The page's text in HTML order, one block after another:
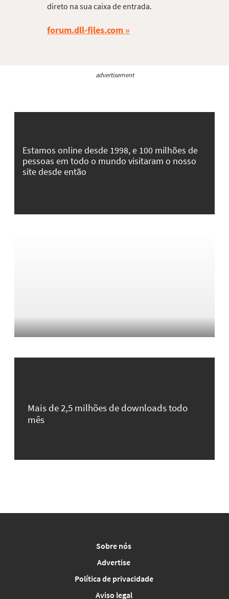
direto na sua caixa de entrada.
forum.dll-files.com
advertisement
Estamos online desde 1998, e 100 milhões de
pessoas em todo o mundo visitaram o nosso
site desde então
Mais de 2,5 milhões de downloads todo
mês
Sobre nós
Advertise
Política de privacidade
Aviso legal